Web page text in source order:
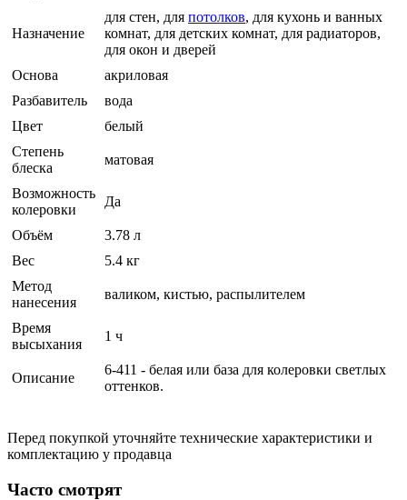
Назначение
для стен, для потолков, для кухонь и ванных
комнат, для детских комнат, для радиаторов,
для окон и дверей
Основа
акриловая
Разбавитель
вода
Цвет
белый
Степень
блеска
матовая
Возможность
колеровки
Да
Объём
3.78 л
Вес
5.4 кг
Метод
нанесения
валиком, кистью, распылителем
Время
высыхания
1 ч
Описание
6-411 - белая или база для колеровки светлых
оттенков.
Перед покупкой уточняйте технические характеристики и
комплектацию у продавца
Часто смотрят